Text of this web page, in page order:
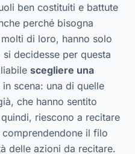
ben costituiti e battute
perché bisogna
di loro, hanno solo
decidesse per questa
scegliere una
scena: una di quelle
che hanno sentito
riescono a recitare
il filo
delle azioni da recitare.